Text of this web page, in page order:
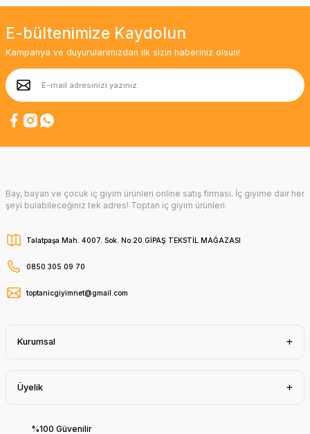
E-bültenimize Kaydolun
Kampanya ve duyurularımızdan ilk sizin haberiniz olsun!
Bay, bayan ve çocuk iç giyim ürünleri online satış firması. İç giyime dair her
şeyi bulabileceğiniz tek adres! Toptan iç giyim ürünleri.
Talatpaşa Mah. 4007. Sok. No:20 GİPAŞ TEKSTİL MAĞAZASI
0850 305 09 70
toptanicgiyimnet@gmail.com
Kurumsal
Üyelik
%100 Güvenilir